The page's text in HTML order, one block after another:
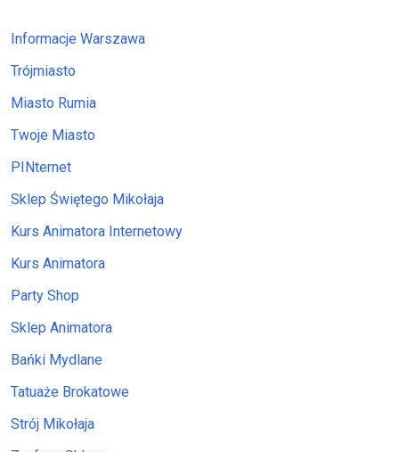
Informacje Warszawa
Trójmiasto
Miasto Rumia
Twoje Miasto
PINternet
Sklep Świętego Mikołaja
Kurs Animatora Internetowy
Kurs Animatora
Party Shop
Sklep Animatora
Bańki Mydlane
Tatuaże Brokatowe
Strój Mikołaja